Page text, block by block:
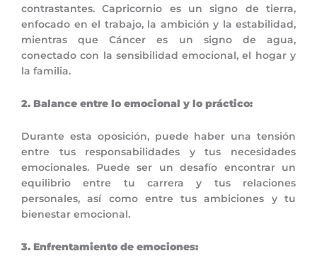
contrastantes. Capricornio es un signo de tierra,
enfocado en el trabajo, la ambición y la estabilidad,
mientras que Cáncer es un signo de agua,
conectado con la sensibilidad emocional, el hogar y
la familia.
2. Balance entre lo emocional y lo práctico:
Durante esta oposición, puede haber una tensión
entre tus responsabilidades y tus necesidades
emocionales. Puede ser un desafío encontrar un
equilibrio entre tu carrera y tus relaciones
personales, así como entre tus ambiciones y tu
bienestar emocional.
3. Enfrentamiento de emociones: